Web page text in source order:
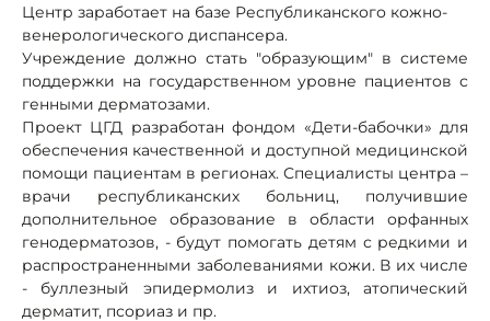
Центр заработает на базе Республиканского кожно-
венерологического диспансера.
Учреждение должно стать "образующим" в системе
поддержки на государственном уровне пациентов с
генными дерматозами.
Проект ЦГД разработан фондом «Дети-бабочки» для
обеспечения качественной и доступной медицинской
помощи пациентам в регионах. Специалисты центра –
врачи республиканских больниц, получившие
дополнительное образование в области орфанных
генодерматозов, - будут помогать детям с редкими и
распространенными заболеваниями кожи. В их числе
- буллезный эпидермолиз и ихтиоз, атопический
дерматит, псориаз и пр.